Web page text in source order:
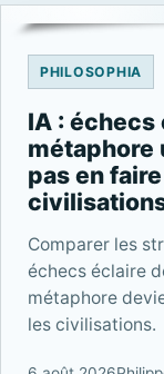
PHILOSOPHIA
IA : échecs
métaphore
pas en
Comparer les
échecs éclaire
métaphore
les civilisations.